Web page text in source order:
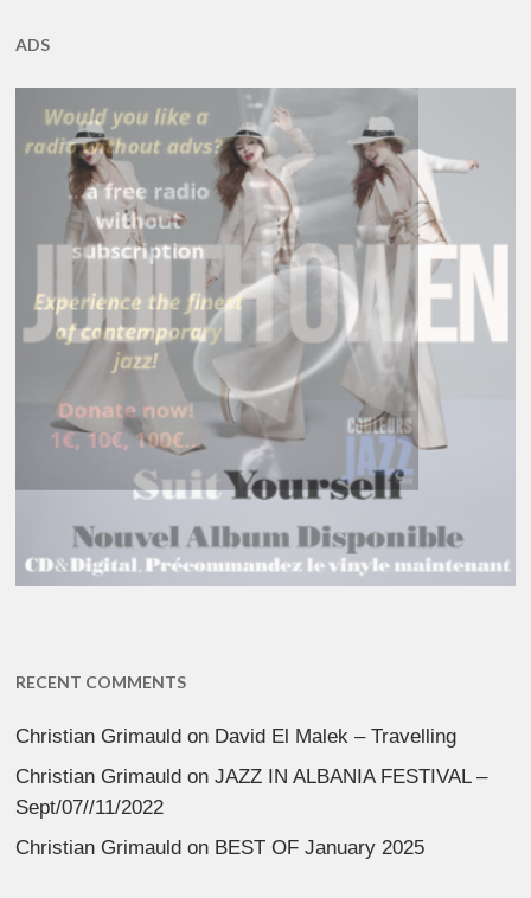
ADS
RECENT COMMENTS
Christian Grimauld on David El Malek – Travelling
Christian Grimauld onJAZZ IN ALBANIA FESTIVAL –
Sept/07//11/2022
Christian Grimauld on BEST OF January 2025